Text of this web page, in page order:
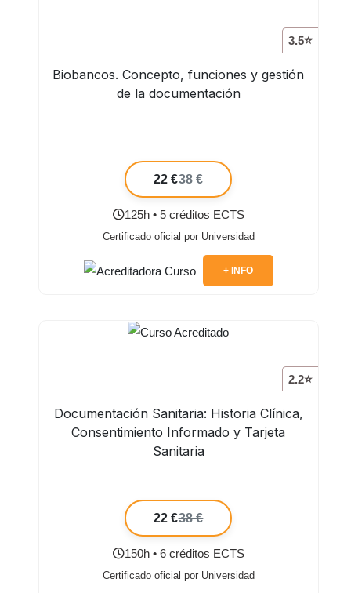
3.5⭐
Biobancos. Concepto, funciones y gestión
de la documentación
22 €38 €
125h • 5 créditos ECTS
Certificado oficial por Universidad
+ INFO
2.2⭐
Documentación Sanitaria: Historia Clínica,
Consentimiento Informado y Tarjeta
Sanitaria
22 €38 €
150h • 6 créditos ECTS
Certificado oficial por Universidad